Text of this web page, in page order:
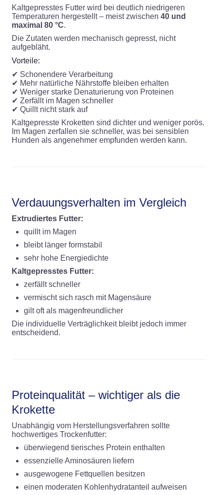
Kaltgepresstes Futter wird bei deutlich niedrigeren
Temperaturen hergestellt – meist zwischen 40 und
maximal 80 °C.
Die Zutaten werden mechanisch gepresst, nicht
aufgebläht.
Vorteile:
✔ Schonendere Verarbeitung
✔ Mehr natürliche Nährstoffe bleiben erhalten
✔ Weniger starke Denaturierung von Proteinen
✔ Zerfällt im Magen schneller
✔ Quillt nicht stark auf
Kaltgepresste Kroketten sind dichter und weniger porös.
Im Magen zerfallen sie schneller, was bei sensiblen
Hunden als angenehmer empfunden werden kann.
Verdauungsverhalten im Vergleich
Extrudiertes Futter:
quillt im Magen
bleibt länger formstabil
sehr hohe Energiedichte
Kaltgepresstes Futter:
zerfällt schneller
vermischt sich rasch mit Magensäure
gilt oft als magenfreundlicher
Die individuelle Verträglichkeit bleibt jedoch immer
entscheidend.
Proteinqualität – wichtiger als die
Krokette
Unabhängig vom Herstellungsverfahren sollte
hochwertiges Trockenfutter:
überwiegend tierisches Protein enthalten
essenzielle Aminosäuren liefern
ausgewogene Fettquellen besitzen
einen moderaten Kohlenhydratanteil aufweisen